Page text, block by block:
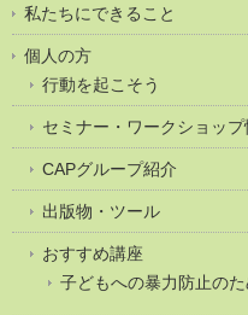
私たちにできること
個人の方
行動を起こそう
セミナー・ワークショップ
CAPグループ紹介
出版物・ツール
おすすめ講座
子どもへの暴力防止の